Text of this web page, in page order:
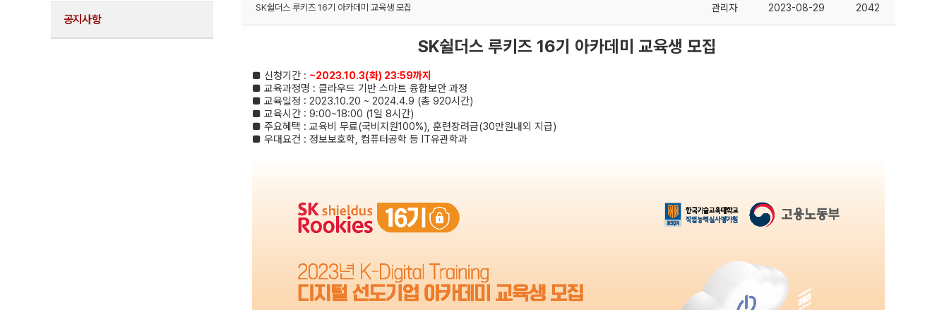
공지사항
SK쉴더스 루키즈 16기 아카데미 교육생 모집 관리자 2023-08-29 2042
SK쉴더스 루키즈 16기 아카데미 교육생 모집
■ 신청기간 : ~2023.10.3(화) 23:59까지
■ 교육과정명 : 클라우드 기반 스마트 융합보안 과정
■ 교육일정 : 2023.10.20 ~ 2024.4.9 (총 920시간)
■ 교육시간 : 9:00~18:00 (1일 8시간)
■ 주요혜택 : 교육비 무료(국비지원100%), 훈련장려금(30만원내외 지급)
■ 우대요건 : 정보보호학, 컴퓨터공학 등 IT유관학과